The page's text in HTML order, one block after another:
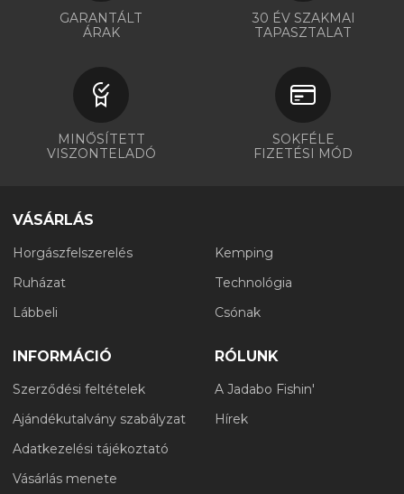
GARANTÁLT
ÁRAK
30 ÉV SZAKMAI
TAPASZTALAT
MINŐSÍTETT
VISZONTELADÓ
SOKFÉLE
FIZETÉSI MÓD
VÁSÁRLÁS
Horgászfelszerelés
Ruházat
Lábbeli
Kemping
Technológia
Csónak
INFORMÁCIÓ
Szerződési feltételek
Ajándékutalvány szabályzat
Adatkezelési tájékoztató
Vásárlás menete
RÓLUNK
A Jadabo Fishin'
Hírek